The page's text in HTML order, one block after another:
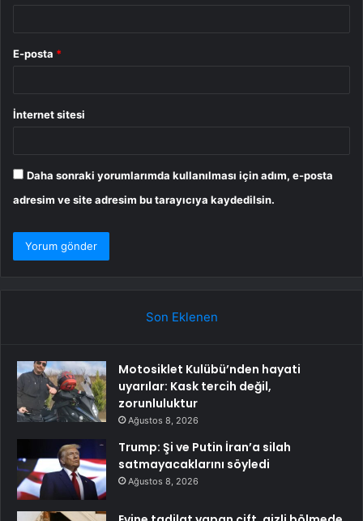
E-posta *
İnternet sitesi
Daha sonraki yorumlarımda kullanılması için adım, e-posta
adresim ve site adresim bu tarayıcıya kaydedilsin.
Son Eklenen
Motosiklet Kulübü’nden hayati
uyarılar: Kask tercih değil,
zorunluluktur
Ağustos 8, 2026
Trump: Şi ve Putin İran’a silah
satmayacaklarını söyledi
Ağustos 8, 2026